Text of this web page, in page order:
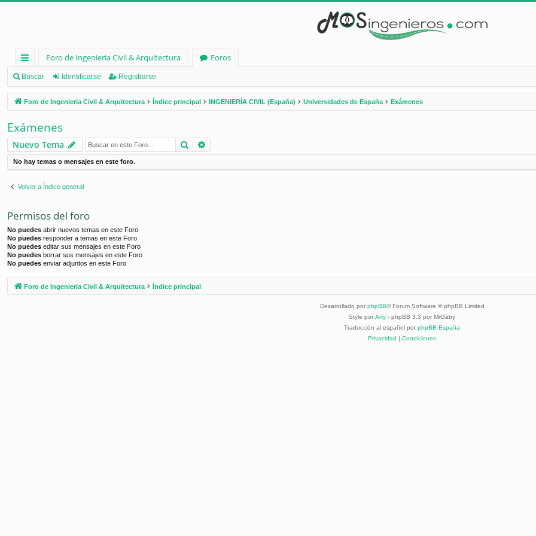
nl
ac
es
rá
pi
d
os
Foro de Ingenieria Civil & Arquitectura
Foros
Buscar Identificarse Registrarse
Foro de Ingenieria Civil & Arquitectura Índice principal INGENIERÍA CIVIL (España) Universidades de España Exámenes
Exámenes
Nuevo Tema Buscar
No hay temas o mensajes en este foro.
Volver a Índice general
Permisos del foro
No puedes abrir nuevos temas en este Foro
No puedes responder a temas en este Foro
No puedes editar sus mensajes en este Foro
No puedes borrar sus mensajes en este Foro
No puedes enviar adjuntos en este Foro
Foro de Ingenieria Civil & Arquitectura Índice principal
Desarrollado por phpBB® Forum Software © phpBB Limited
Style por Arty - phpBB 3.3 por MrGaby
Traducción al español por phpBB España
Privacidad | Condiciones